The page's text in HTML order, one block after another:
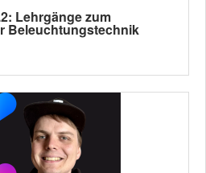
Lehrgänge zum
Beleuchtungstechnik